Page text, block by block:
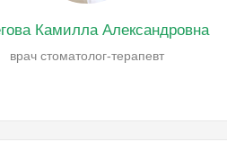
Камилла Александровна
врач стоматолог-терапевт